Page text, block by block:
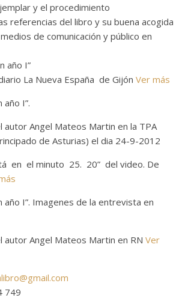
y el procedimiento
referencias del libro y su buena acogida
de comunicación y público en
año I”
La Nueva España de Gijón Ver más
año I”.
Angel Mateos Martin en la TPA
de Asturias) el dia 24-9-2012
en el minuto 25. 20” del video. De
año I”. Imagenes de la entrevista en
Angel Mateos Martin en RN Ver
749